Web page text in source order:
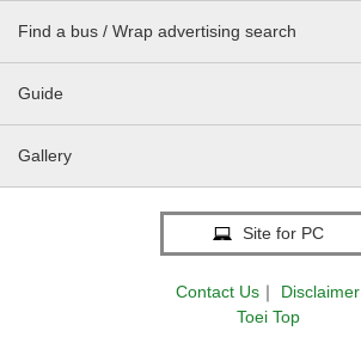
Find a bus / Wrap advertising search
Guide
Gallery
Site for PC
Contact Us ｜
Disclaimer
Toei Top